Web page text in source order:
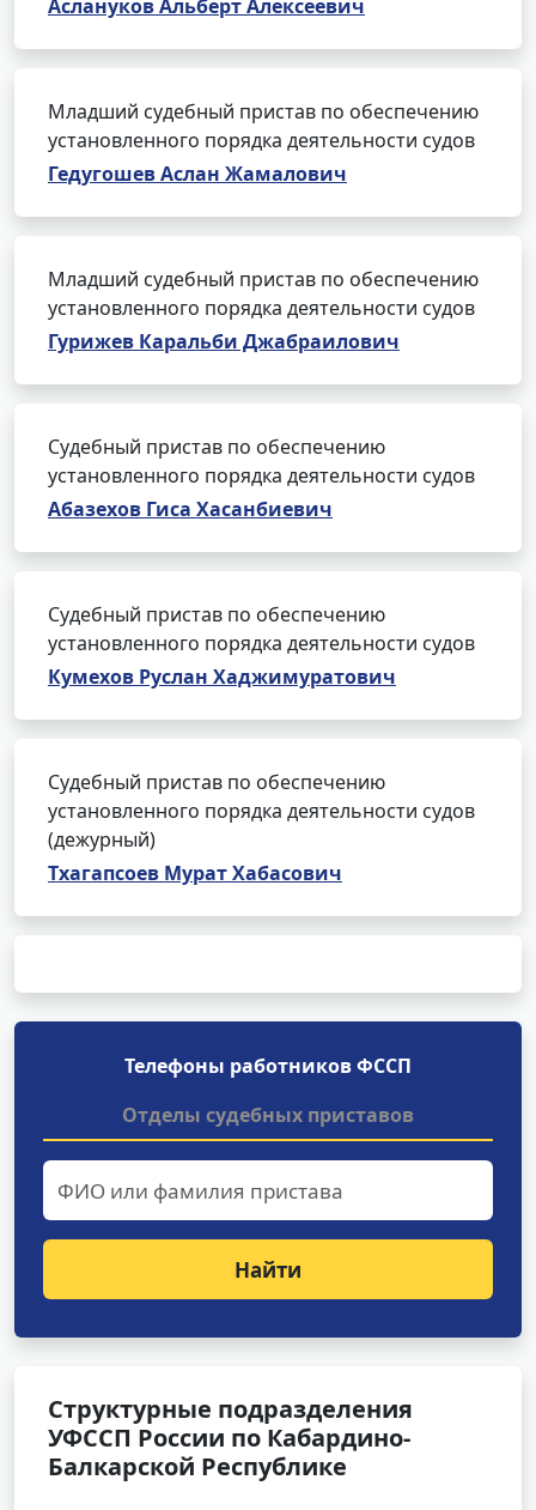
Аслануков Альберт Алексеевич
Младший судебный пристав по обеспечению
установленного порядка деятельности судов
Гедугошев Аслан Жамалович
Младший судебный пристав по обеспечению
установленного порядка деятельности судов
Гурижев Каральби Джабраилович
Судебный пристав по обеспечению
установленного порядка деятельности судов
Абазехов Гиса Хасанбиевич
Судебный пристав по обеспечению
установленного порядка деятельности судов
Кумехов Руслан Хаджимуратович
Судебный пристав по обеспечению
установленного порядка деятельности судов
(дежурный)
Тхагапсоев Мурат Хабасович
Телефоны работников ФССП
Отделы судебных приставов
Найти
Структурные подразделения
УФССП России по Кабардино-
Балкарской Республике